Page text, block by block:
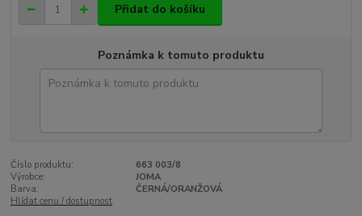
Přidat do košíku
Poznámka k tomuto produktu
Číslo produktu:
663 003/8
Výrobce:
JOMA
Barva:
ČERNÁ/ORANŽOVÁ
Hlídat cenu / dostupnost